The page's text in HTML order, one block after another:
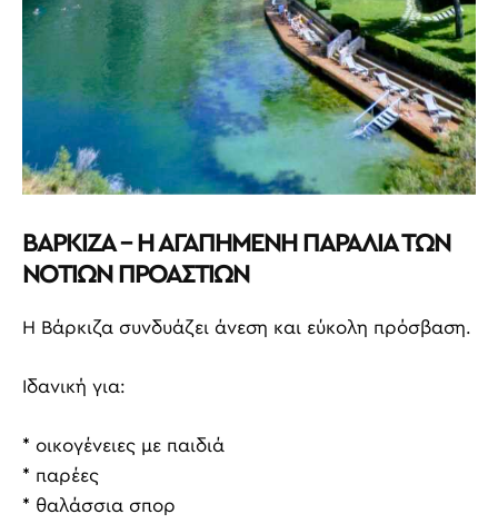
ΒΑΡΚΙΖΑ – Η ΑΓΑΠΗΜΕΝΗ ΠΑΡΑΛΙΑ ΤΩΝ
ΝΟΤΙΩΝ ΠΡΟΑΣΤΙΩΝ
Η Βάρκιζα συνδυάζει άνεση και εύκολη πρόσβαση.
Ιδανική για:
* οικογένειες με παιδιά
* παρέες
* θαλάσσια σπορ